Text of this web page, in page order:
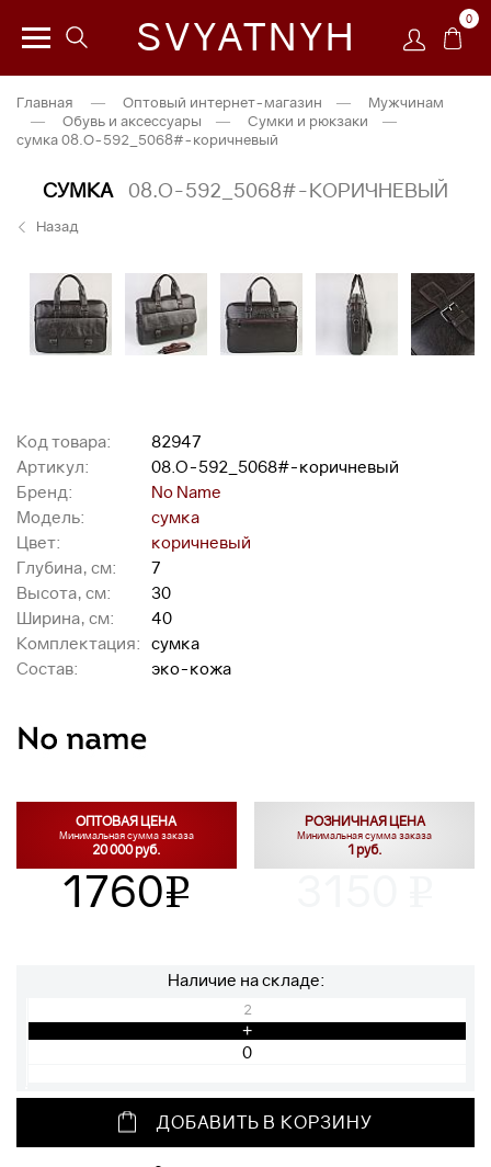
SVYATNYH 0
Главная — Оптовый интернет-магазин —
Мужчинам
—
Обувь и аксессуары — Сумки и рюкзаки
—
сумка 08.O-592_5068#-коричневый
СУМКА 08.O-592_5068#-КОРИЧНЕВЫЙ
Назад
Код товара:
82947
Артикул:
08.O-592_5068#-коричневый
Бренд:
No Name
Модель:
сумка
Цвет:
коричневый
Глубина, см:
7
Высота, см:
30
Ширина, см:
40
Комплектация:
сумка
Состав:
эко-кожа
ОПТОВАЯ ЦЕНА
Минимальная сумма заказа
20 000 руб.
1760v
РОЗНИЧНАЯ ЦЕНА
Минимальная сумма заказа
1 руб.
Наличие на складе:
2
+
ДОБАВИТЬ В КОРЗИНУ